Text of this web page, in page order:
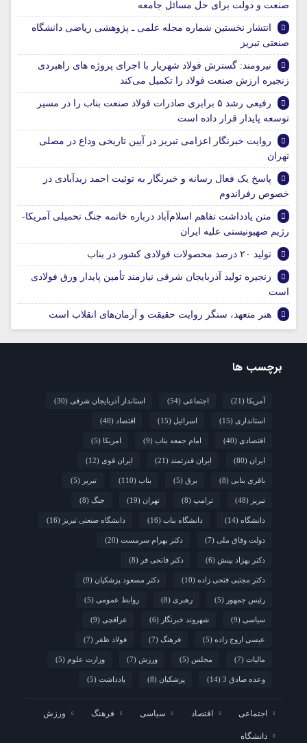
صنعت و دولت برای حل مسائل جامعه
انتشار نخستین شماره مجله علمی ـ پژوهشی ریاضی دانشگاه
صنعتی تبریز
نیرومند: گسترش فولاد شهریار با اجرای پروژه های راهبردی
زنجیره ارزش صنعت فولاد را تکمیل می‌کند
رفیعی رشد ۵ برابری صادرات فولاد صنعت بناب را در مسیر
توسعه پایدار قرار داده است
روایت خبرنگار اعزامی تبریز در آیین تاریخی وداع در مصلی
تهران
پاسخ یک فعال رسانه و خبرنگار به توئیت احمد زیدآبادی در
خصوص رفراندوم
متن یادداشت تفاهم اسلام‌آباد درباره خاتمه جنگ تحمیلی آمریکا-
رژیم صهیونیستی علیه ایران
تولید ۲۰ درصد محصولات فولادی کشور در بناب
زنجیره تولید آذربایجان شرقی نیازمند تأمین پایدار ورق فولادی
است
هنر متعهد، سنگر روایت حقیقت و آرمان‌های انقلاب است
برچسب ها
آمریکا (21) اجتماعی (54) استاندار آذربایجان شرقی (30)
استانداری (15) اسرائیل (15) اقتصاد (40)
اقتصادی (40) امام جمعه بناب (9) امریکا (5)
ایران (80) ایران قدرتمند (21) ایران قوی (12)
باقری بنابی (8) برق (5) بناب (110) تبریر (5)
تبریز (48) ترامپ (8) تهران (19) جنگ (8)
دانشگاه (14) دانشگاه بناب (16) دانشگاه صنعتی تبریز (16)
دولت وفاق ملی (7) دکتر بهرام سرمست (20)
دکتر بهزاد بینش (6) دکتر فاتحی فر (8)
دکتر مجتبی فتحی زاده (10) دکتر مسعود پزشکیان (9)
رئیس جمهور (5) رهبری (8) روابط عمومی (5)
سیاسی (9) شهروند خبرنگار (6) عراقچی (9)
عیسی اروج زاده (5) فرهنگ (7) فولاد ظفر (7)
مالیات (7) مجلس (5) ورزش (7) وزارت علوم (5)
وعده صادق 3 (14) پزشکیان (8) یادداشت (5)
اجتماعی اقتصاد سیاسی فرهنگ ورزش
دانشگاه